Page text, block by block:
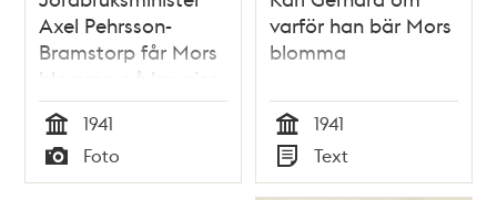
Axel Pehrsson-
Bramstorp får Mors
blomma på kavajen
Tid
1941
Typ
Foto
varför han bär Mors
blomma
Tid
1941
Typ
Text